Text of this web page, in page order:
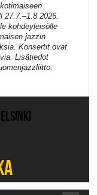
kohdeyleisölle
jazzin
Konsertit ovat
Lisätiedot